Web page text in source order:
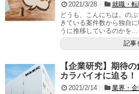
2021/3/28
就職・
どうも、こんにちは。の
きている案件数から独自
うに推移しているのかを...
記事
【企業研究】期待
カラバイオに迫る！
2021/2/14
業界・